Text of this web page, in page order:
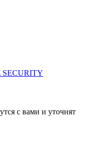
SECURITY
с вами и уточнят